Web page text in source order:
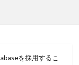
を採用するこ